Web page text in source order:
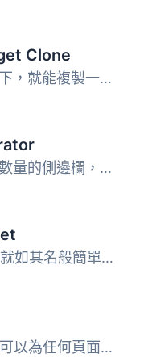
Clone
這個外掛只需要點擊一下，就能複製一篇文章或頁面。現在您無...
這個外掛可以生成任意數量的側邊欄，然後讓你將它們放置在你...
Simple Image Widget就如其名般簡單易用，是在側邊欄中添加圖...
使用 Pojo Sidebars 您可以為任何頁面創建所需的多個側邊欄，...